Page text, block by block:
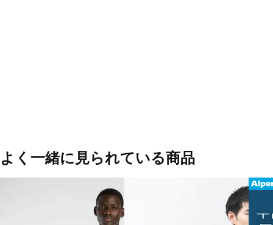
よく一緒に見られている商品